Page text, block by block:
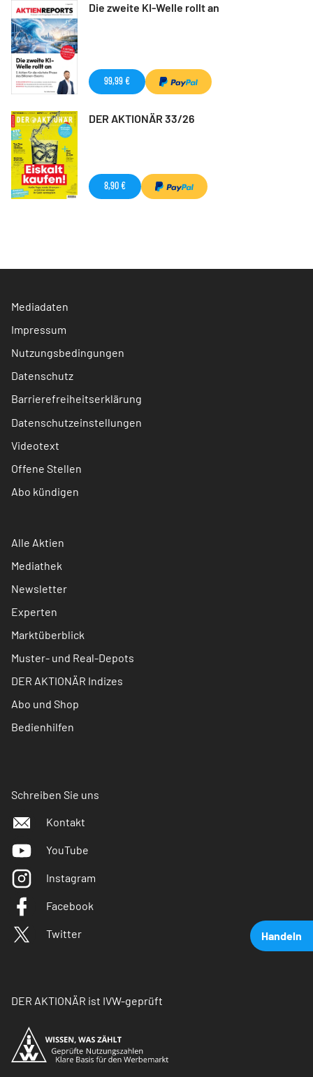
Handeln
Die zweite KI-Welle rollt an
99,99 €
DER AKTIONÄR 33/26
8,90 €
Mediadaten
Impressum
Nutzungsbedingungen
Datenschutz
Barrierefreiheitserklärung
Datenschutzeinstellungen
Videotext
Offene Stellen
Abo kündigen
Alle Aktien
Mediathek
Newsletter
Experten
Marktüberblick
Muster- und Real-Depots
DER AKTIONÄR Indizes
Abo und Shop
Bedienhilfen
Schreiben Sie uns
Kontakt
YouTube
Instagram
Facebook
Twitter
DER AKTIONÄR ist IVW-geprüft